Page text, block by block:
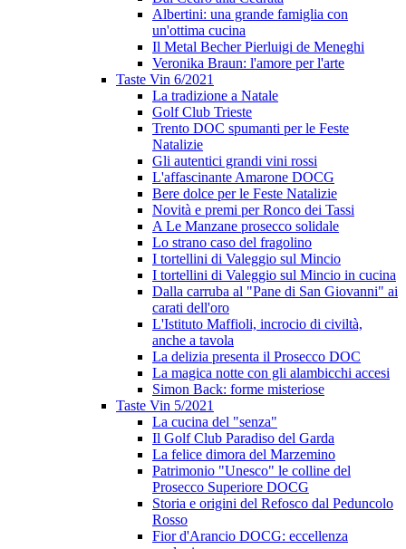
Albertini: una grande famiglia con
un'ottima cucina
Il Metal Becher Pierluigi de Meneghi
Veronika Braun: l'amore per l'arte
Taste Vin 6/2021
La tradizione a Natale
Golf Club Trieste
Trento DOC spumanti per le Feste
Natalizie
Gli autentici grandi vini rossi
L'affascinante Amarone DOCG
Bere dolce per le Feste Natalizie
Novità e premi per Ronco dei Tassi
A Le Manzane prosecco solidale
Lo strano caso del fragolino
I tortellini di Valeggio sul Mincio
I tortellini di Valeggio sul Mincio in cucina
Dalla carruba al "Pane di San Giovanni" ai
carati dell'oro
L'Istituto Maffioli, incrocio di civiltà,
anche a tavola
La delizia presenta il Prosecco DOC
La magica notte con gli alambicchi accesi
Simon Back: forme misteriose
Taste Vin 5/2021
La cucina del "senza"
Il Golf Club Paradiso del Garda
La felice dimora del Marzemino
Patrimonio "Unesco" le colline del
Prosecco Superiore DOCG
Storia e origini del Refosco dal Peduncolo
Rosso
Fior d'Arancio DOCG: eccellenza